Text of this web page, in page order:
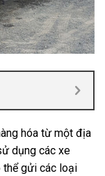
hóa từ một địa
dụng các xe
thể gửi các loại